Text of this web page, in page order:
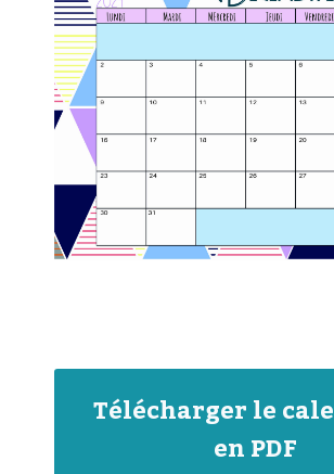
Télécharger le
en PDF